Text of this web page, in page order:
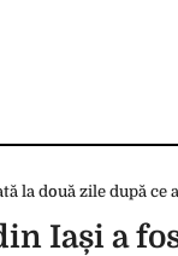
Iași a